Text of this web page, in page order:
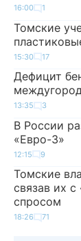
16:00 1
Томские
15:30 17
Дефицит
13:35 3
В России
«Евро-3»
12:15 9
Томские
связав их
спросом
18:26 71